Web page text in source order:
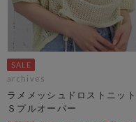
archives
ラメメッシュドロストニット
Ｓプルオーバー